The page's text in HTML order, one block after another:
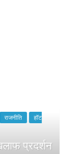
राजनीति
हॉट
प्रदर्शन